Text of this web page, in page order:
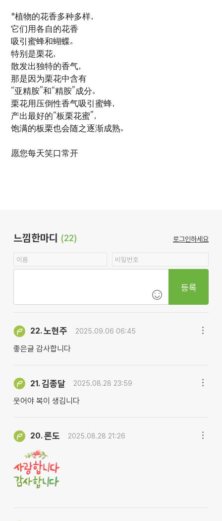
*植物的花香多种多样，
它们用各自的花香
吸引蜜蜂和蝴蝶。
特别是栗花，
散发出独特的香气，
那是因为栗花中含有
“亚精胺”和“精胺”成分。
栗花用压倒性香气吸引蜜蜂，
产出最好的“板栗花蜜”，
饱满的板栗也会随之逐渐成熟。
愿您每天笑口常开
느낌한마디 (22) 로그인하세요
등록
22.노현주 2025.09.06 06:45
좋은글 감사합니다
21.김종달 2025.08.28 23:59
웃어야 복이 생김니다
20.론도 2025.08.28 21:26